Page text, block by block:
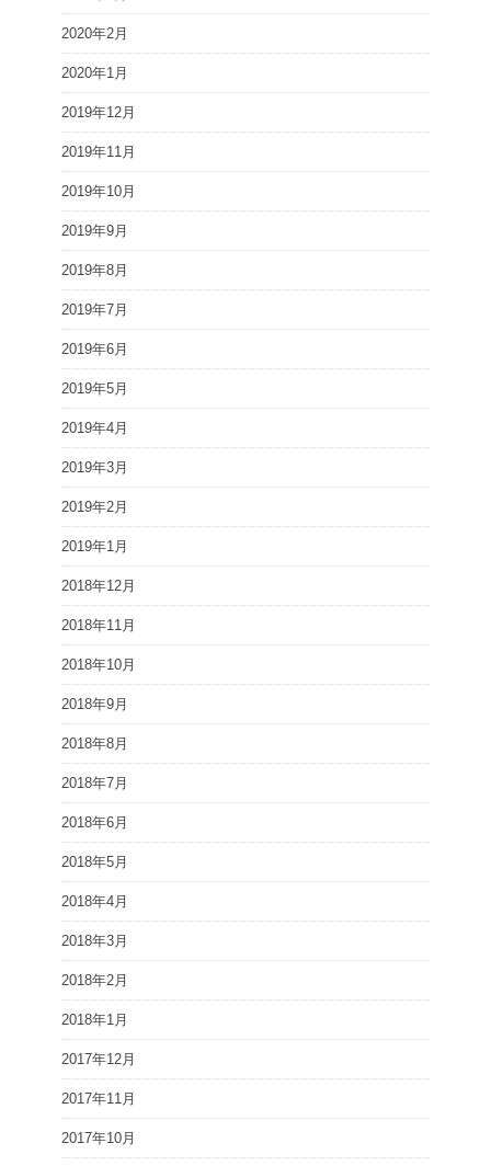
2020年2月
2020年1月
2019年12月
2019年11月
2019年10月
2019年9月
2019年8月
2019年7月
2019年6月
2019年5月
2019年4月
2019年3月
2019年2月
2019年1月
2018年12月
2018年11月
2018年10月
2018年9月
2018年8月
2018年7月
2018年6月
2018年5月
2018年4月
2018年3月
2018年2月
2018年1月
2017年12月
2017年11月
2017年10月